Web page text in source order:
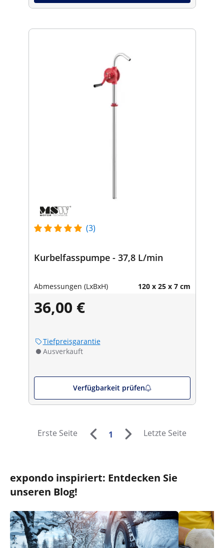
(3)
Kurbelfasspumpe - 37,8 L/min
Abmessungen (LxBxH) 120 x 25 x 7 cm
36,00 €
Tiefpreisgarantie
Ausverkauft
Verfügbarkeit prüfen
Erste Seite 1 Letzte Seite
expondo inspiriert: Entdecken Sie
unseren Blog!